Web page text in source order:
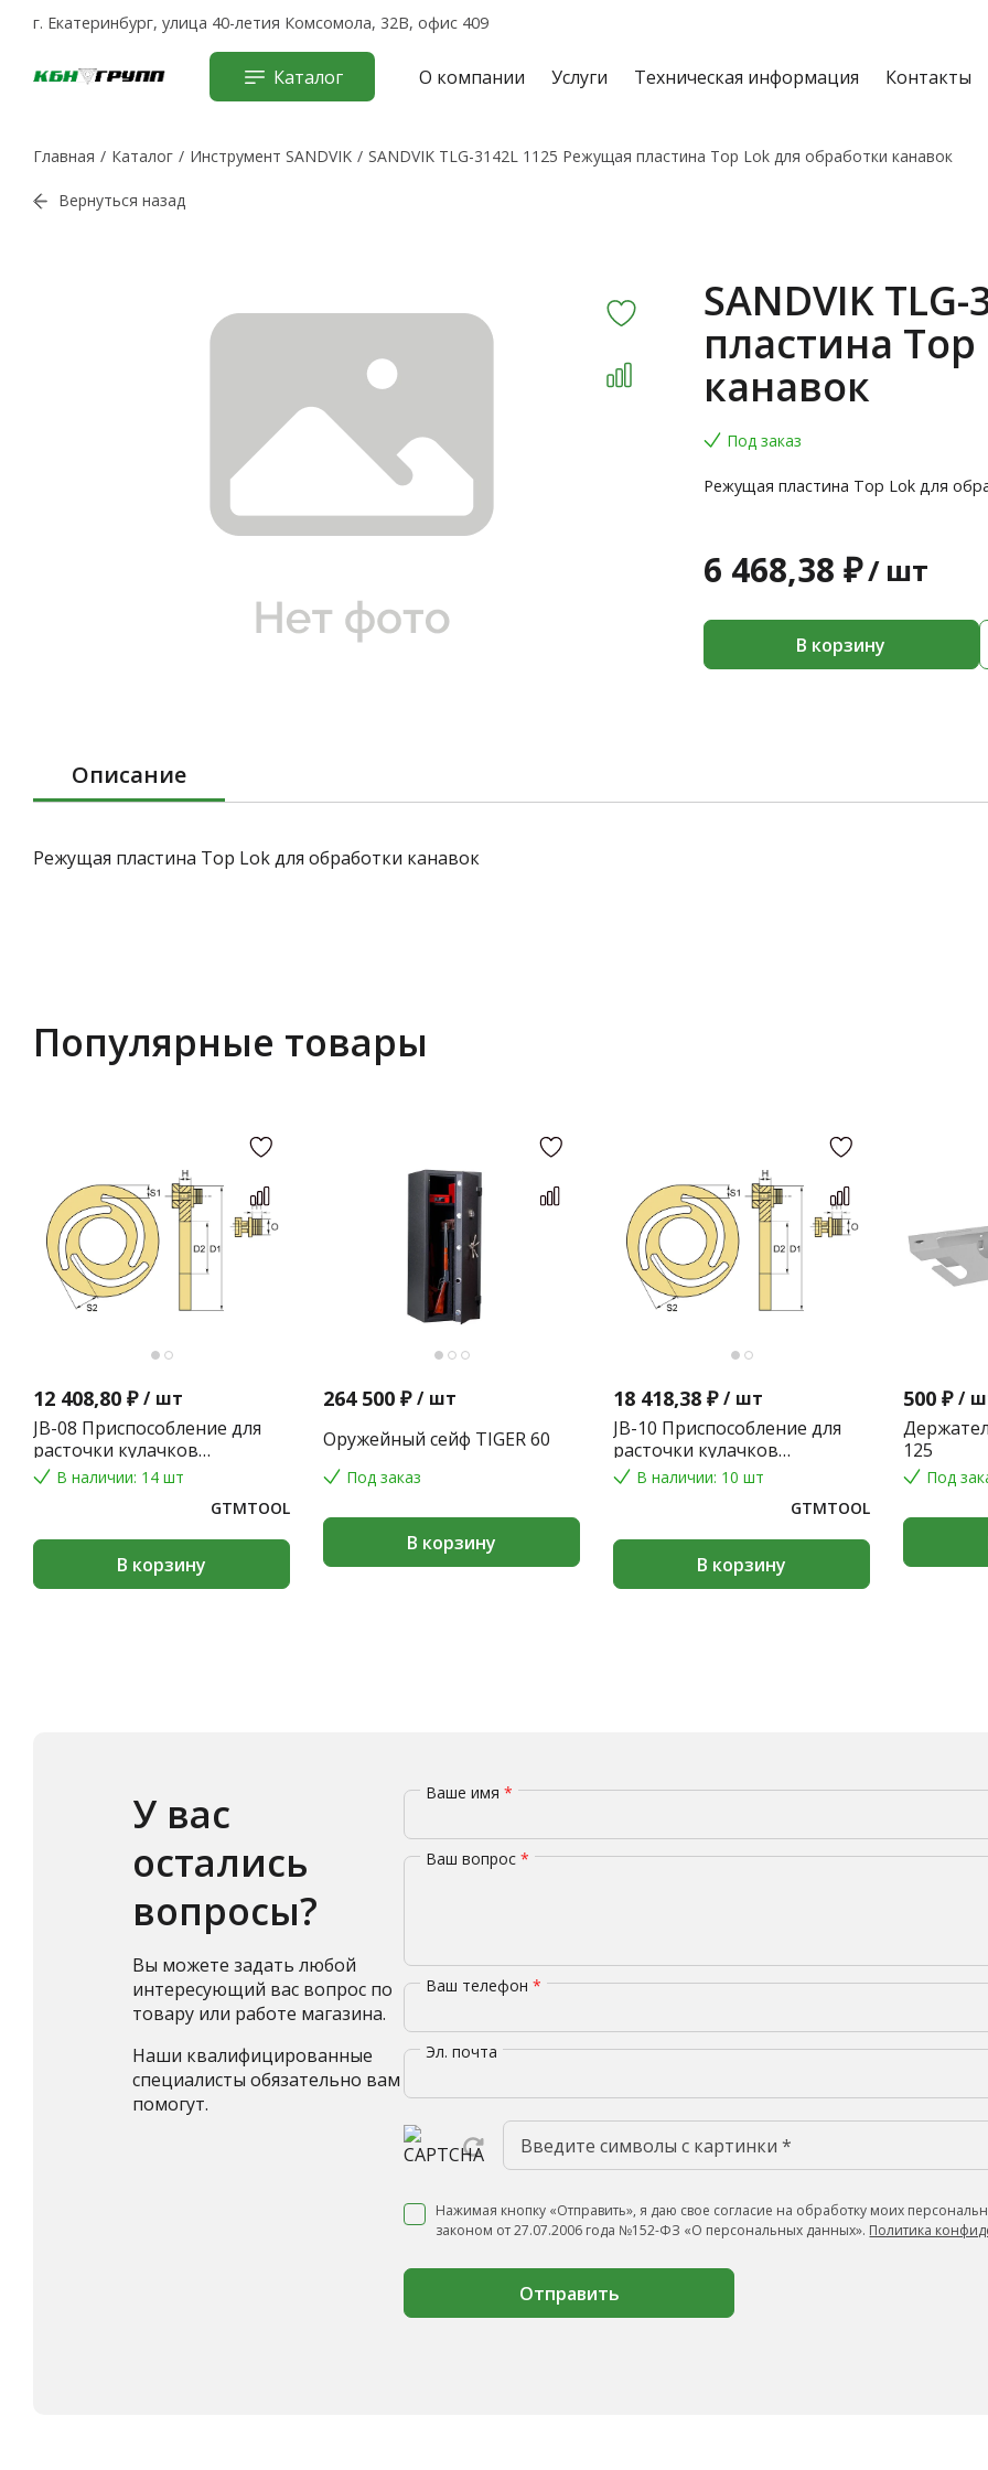
г. Екатеринбург, улица 40-летия Комсомола, 32В, офис 409
Каталог О компании Услуги Техническая информация Контакты
Главная Каталог Инструмент SANDVIK SANDVIK TLG-3142L 1125 Режущая пластина Top Lok для обработки канавок
Вернуться назад
SANDVIK
пластина
канавок
Под заказ
Режущая пластина Top Lok для
6 468,38 ₽/ шт
В корзину
Описание
Режущая пластина Top Lok для обработки канавок
Популярные товары
12 408,80 ₽ / шт
JB-08 Приспособление для
расточки кулачков
токарного патрона
В наличии: 14 шт
GTMTOOL
В корзину
264 500 ₽ / шт
Оружейный сейф TIGER 60
Под заказ
В корзину
18 418,38 ₽ / шт
JB-10 Приспособление для
расточки кулачков
токарного патрона
В наличии: 10 шт
GTMTOOL
В корзину
500 ₽ /
125
Под
У вас
остались
вопросы?
Вы можете задать любой
интересующий вас вопрос по
товару или работе магазина.
Наши квалифицированные
специалисты обязательно вам
помогут.
Ваше имя*
Ваш вопрос*
Ваш телефон*
Эл. почта
Нажимая кнопку «Отправить», я даю свое согласие на обработку моих
законом от 27.07.2006 года №152-ФЗ «О персональных данных». Политика
Отправить